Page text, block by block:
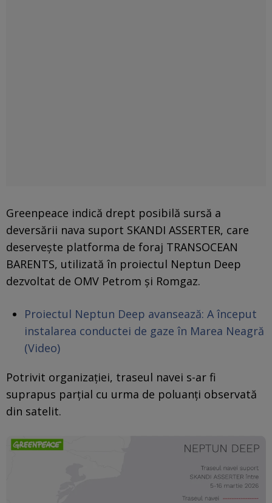
Greenpeace indică drept posibilă sursă a
deversării nava suport SKANDI ASSERTER, care
deservește platforma de foraj TRANSOCEAN
BARENTS, utilizată în proiectul Neptun Deep
dezvoltat de OMV Petrom și Romgaz.
Proiectul Neptun Deep avansează: A început
instalarea conductei de gaze în Marea Neagră
(Video)
Potrivit organizației, traseul navei s-ar fi
suprapus parțial cu urma de poluanți observată
din satelit.